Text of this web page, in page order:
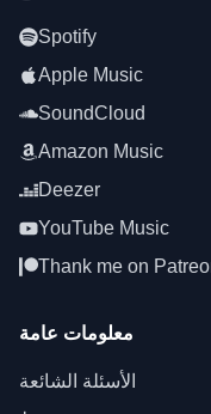
Spotify
Apple Music
SoundCloud
Amazon Music
Deezer
YouTube Music
Thank me on
معلومات عامة
الأسئلة الشائعة